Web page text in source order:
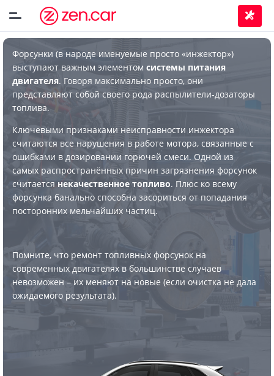
Форсунки (в народе именуемые просто «инжектор»)
выступают важным элементом системы питания
двигателя. Говоря максимально просто, они
представляют собой своего рода распылители-дозаторы
топлива.
Ключевыми признаками неисправности инжектора
считаются все нарушения в работе мотора, связанные с
ошибками в дозировании горючей смеси. Одной из
самых распространённых причин загрязнения форсунок
считается некачественное топливо. Плюс ко всему
форсунка банально способна засориться от попадания
посторонних мельчайших частиц.
Помните, что ремонт топливных форсунок на
современных двигателях в большинстве случаев
невозможен – их меняют на новые (если очистка не дала
ожидаемого результата).